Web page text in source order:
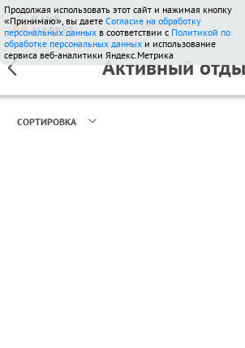
146 отзывов
Продолжая использовать этот сайт и нажимая кнопку
«Принимаю», вы даете Согласие на обработку
персональных данных в соответствии с Политикой по
обработке персональных данных и использование
сервиса веб-аналитики Яндекс.Метрика
Активный
СОРТИРОВКА